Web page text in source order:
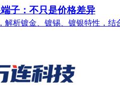
子：不只是价格差异
解析镀金、镀锡、镀银特性，结